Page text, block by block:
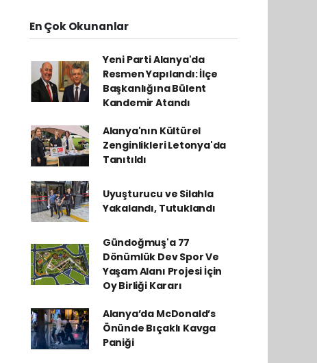
En Çok Okunanlar
Yeni Parti Alanya'da
Resmen Yapılandı: İlçe
Başkanlığına Bülent
Kandemir Atandı
Alanya'nın Kültürel
Zenginlikleri Letonya'da
Tanıtıldı
Uyuşturucu ve Silahla
Yakalandı, Tutuklandı
Gündoğmuş'a 77
Dönümlük Dev Spor Ve
Yaşam Alanı Projesi İçin
Oy Birliği Kararı
Alanya’da McDonald’s
Önünde Bıçaklı Kavga
Paniği